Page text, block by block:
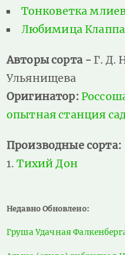
Тонковетка
Любимица Клаппа
Авторы сорта -Г. Д.
Ульянищева
Оригинатор:
опытная станция
Производные сорта:
Тихий Дон
Недавно Обновлено:
Груша Удачная